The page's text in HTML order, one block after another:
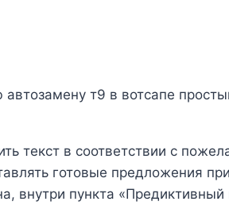
т9 в вотсапе
в соответствии с
готовые предложения
внутри пункта «Предиктивный